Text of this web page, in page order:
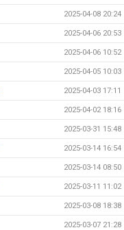
2025-04-08 20:24
2025-04-06 20:53
2025-04-06 10:52
2025-04-05 10:03
2025-04-03 17:11
2025-04-02 18:16
2025-03-31 15:48
2025-03-14 16:54
2025-03-14 08:50
2025-03-11 11:02
2025-03-08 18:38
2025-03-07 21:28